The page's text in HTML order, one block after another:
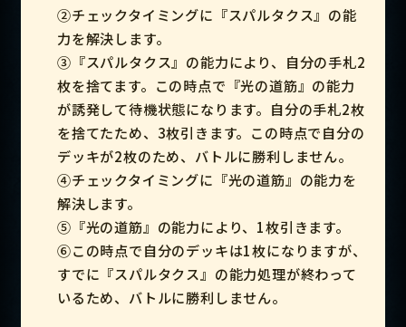
②チェックタイミングに『スパルタクス』の能
力を解決します。
③『スパルタクス』の能力により、自分の手札2
枚を捨てます。この時点で『光の道筋』の能力
が誘発して待機状態になります。自分の手札2枚
を捨てたため、3枚引きます。この時点で自分の
デッキが2枚のため、バトルに勝利しません。
④チェックタイミングに『光の道筋』の能力を
解決します。
⑤『光の道筋』の能力により、1枚引きます。
⑥この時点で自分のデッキは1枚になりますが、
すでに『スパルタクス』の能力処理が終わって
いるため、バトルに勝利しません。